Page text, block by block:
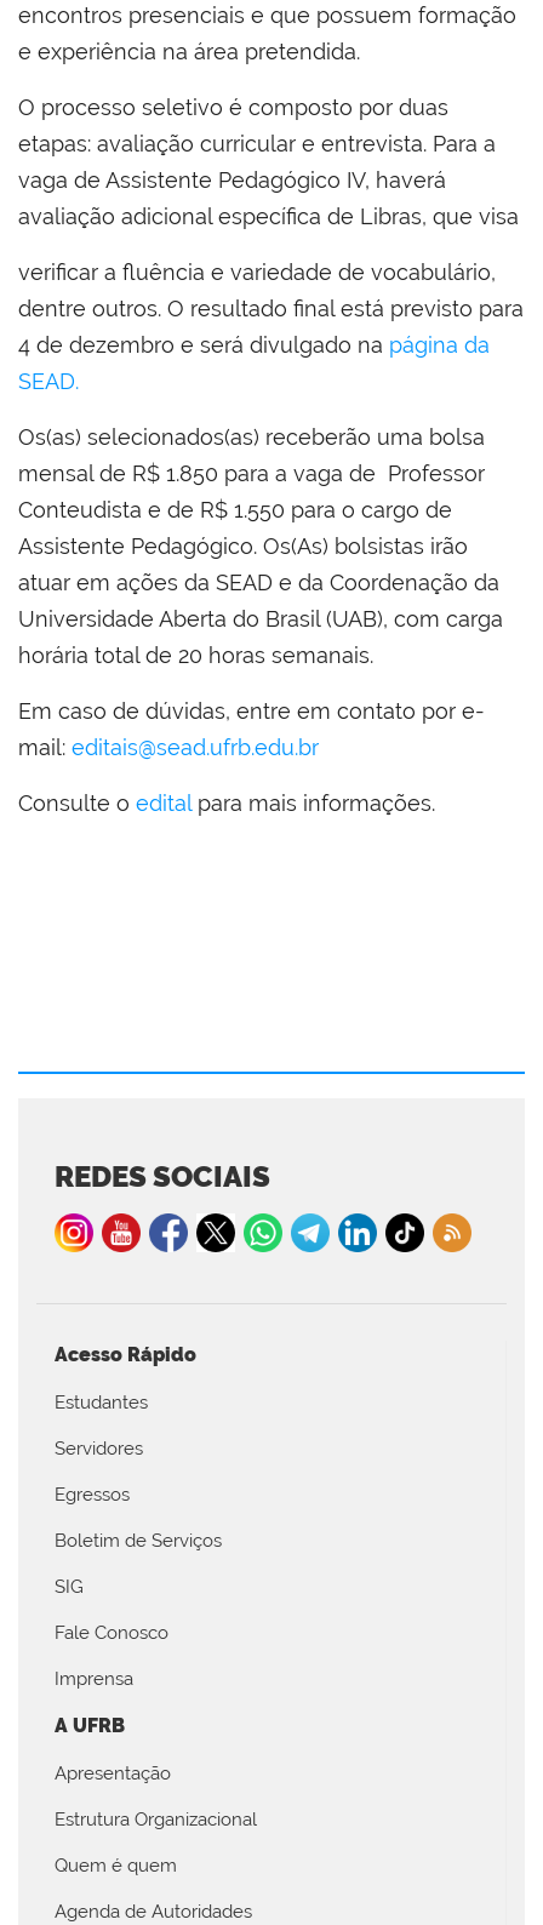
encontros presenciais e que possuem formação
e experiência na área pretendida.
O processo seletivo é composto por duas
etapas: avaliação curricular e entrevista. Para a
vaga de Assistente Pedagógico IV, haverá
avaliação adicional específica de Libras, que visa
verificar a fluência e variedade de vocabulário,
dentre outros. O resultado final está previsto para
4 de dezembro e será divulgado na página da
SEAD.
Os(as) selecionados(as) receberão uma bolsa
mensal de R$ 1.850 para a vaga de Professor
Conteudista e de R$ 1.550 para o cargo de
Assistente Pedagógico. Os(As) bolsistas irão
atuar em ações da SEAD e da Coordenação da
Universidade Aberta do Brasil (UAB), com carga
horária total de 20 horas semanais.
Em caso de dúvidas, entre em contato por e-
mail: editais@sead.ufrb.edu.br
Consulte o editalpara mais informações.
REDES SOCIAIS
Acesso Rápido
Estudantes
Servidores
Egressos
Boletim de Serviços
SIG
Fale Conosco
Imprensa
A UFRB
Apresentação
Estrutura Organizacional
Quem é quem
Agenda de Autoridades